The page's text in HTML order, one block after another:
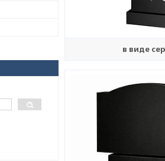
в виде